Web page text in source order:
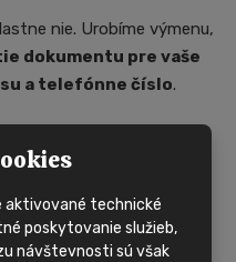
nie. Urobíme výmenu,
dokumentu pre vaše
a telefónne číslo.
aktivované technické
poskytovanie služieb,
návštevnosti sú však